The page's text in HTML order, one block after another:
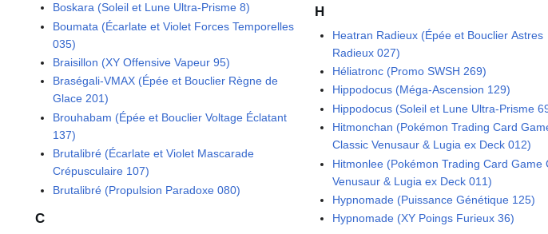
Boskara (Soleil et Lune Ultra-Prisme 8)
Boumata (Écarlate et Violet Forces Temporelles
035)
Braisillon (XY Offensive Vapeur 95)
Braségali-VMAX (Épée et Bouclier Règne de
Glace 201)
Brouhabam (Épée et Bouclier Voltage Éclatant
137)
Brutalibré (Écarlate et Violet Mascarade
Crépusculaire 107)
Brutalibré (Propulsion Paradoxe 080)
C
H
Heatran Radieux (Épée et Bouclier Astres
Radieux 027)
Héliatronc (Promo SWSH 269)
Hippodocus (Méga-Ascension 129)
Hippodocus (Soleil et Lune Ultra-Prisme
Hitmonchan (Pokémon Trading Card
Classic Venusaur & Lugia ex Deck 012)
Hitmonlee (Pokémon Trading Card Game
Venusaur & Lugia ex Deck 011)
Hypnomade (Puissance Génétique 125)
Hypnomade (XY Poings Furieux 36)